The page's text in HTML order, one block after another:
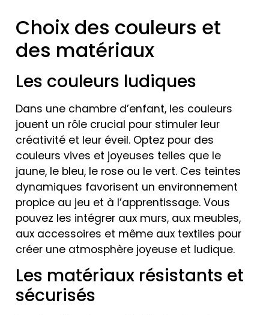
Choix des couleurs et
des matériaux
Les couleurs ludiques
Dans une chambre d’enfant, les couleurs
jouent un rôle crucial pour stimuler leur
créativité et leur éveil. Optez pour des
couleurs vives et joyeuses telles que le
jaune, le bleu, le rose ou le vert. Ces teintes
dynamiques favorisent un environnement
propice au jeu et à l’apprentissage. Vous
pouvez les intégrer aux murs, aux meubles,
aux accessoires et même aux textiles pour
créer une atmosphère joyeuse et ludique.
Les matériaux résistants et
sécurisés